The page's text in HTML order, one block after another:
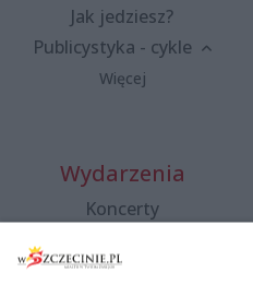
Jak jedziesz?
Publicystyka - cykle
Więcej
Wydarzenia
Koncerty
Spacery i oprowadzania